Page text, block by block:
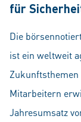
für
Die
ist ein weltweit
Mitarbeitern
Jahresumsatz